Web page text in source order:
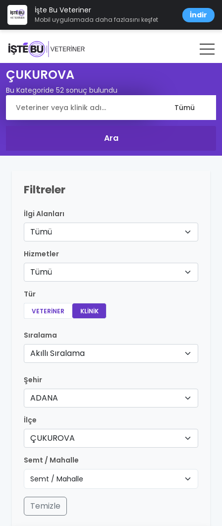
İşte Bu Veteriner
Mobil uygulamada daha fazlasını keşfet İndir
ÇUKUROVA
Bu Kategoride 52 sonuç bulundu
Filtreler
İlgi Alanları
Tümü
Hizmetler
Tümü
Tür
VETERINER KLINIK
Sıralama
Akıllı Sıralama
Şehir
ADANA
İlçe
ÇUKUROVA
Semt / Mahalle
Temizle